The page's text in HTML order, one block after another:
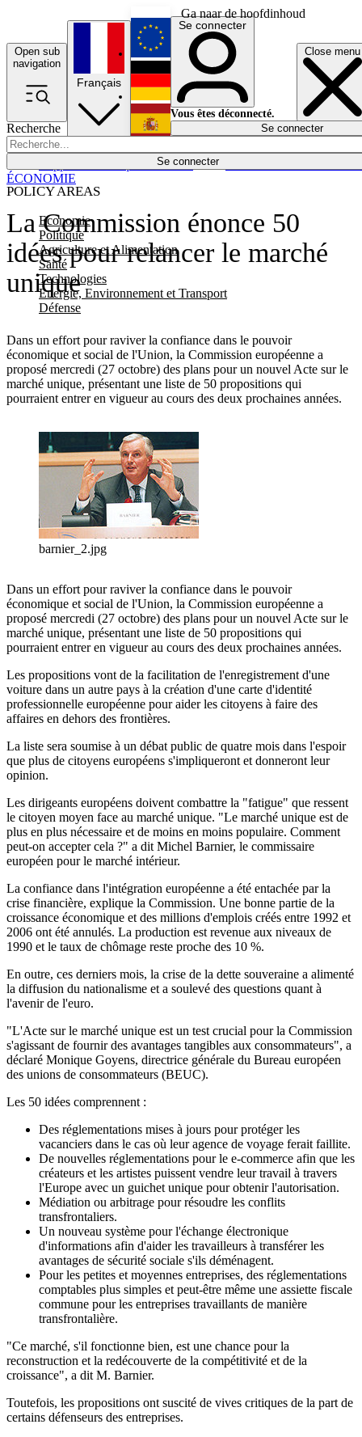
Ga naar de hoofdinhoud
Open sub
navigation
Close menu
Recherche
Se connecter
POLICY AREAS
Economie
Politique
Agriculture et Alimentation
Santé
Technologies
Energie, Environnement et Transport
Défense
Économie
Français
English
Deutsch
Español
Se connecter
Vous êtes déconnecté.
Se connecter
La Commission énonce 50
idées pour relancer le marché
unique
Dans un effort pour raviver la confiance dans le pouvoir
économique et social de l'Union, la Commission européenne a
proposé mercredi (27 octobre) des plans pour un nouvel Acte sur le
marché unique, présentant une liste de 50 propositions qui
pourraient entrer en vigueur au cours des deux prochaines années.
ÉCONOMIE
barnier_2.jpg
Dans un effort pour raviver la confiance dans le pouvoir
économique et social de l'Union, la Commission européenne a
proposé mercredi (27 octobre) des plans pour un nouvel Acte sur le
marché unique, présentant une liste de 50 propositions qui
pourraient entrer en vigueur au cours des deux prochaines années.
Les propositions vont de la facilitation de l'enregistrement d'une
voiture dans un autre pays à la création d'une carte d'identité
professionnelle européenne pour aider les citoyens à faire des
affaires en dehors des frontières.
La liste sera soumise à un débat public de quatre mois dans l'espoir
que plus de citoyens européens s'impliqueront et donneront leur
opinion.
Les dirigeants européens doivent combattre la "fatigue" que ressent
le citoyen moyen face au marché unique. "Le marché unique est de
plus en plus nécessaire et de moins en moins populaire. Comment
peut-on accepter cela ?" a dit Michel Barnier, le commissaire
européen pour le marché intérieur.
La confiance dans l'intégration européenne a été entachée par la
crise financière, explique la Commission. Une bonne partie de la
croissance économique et des millions d'emplois créés entre 1992 et
2006 ont été annulés. La production est revenue aux niveaux de
1990 et le taux de chômage reste proche des 10 %.
En outre, ces derniers mois, la crise de la dette souveraine a alimenté
la diffusion du nationalisme et a soulevé des questions quant à
l'avenir de l'euro.
"L'Acte sur le marché unique est un test crucial pour la Commission
s'agissant de fournir des avantages tangibles aux consommateurs", a
déclaré Monique Goyens, directrice générale du Bureau européen
des unions de consommateurs (BEUC).
Les 50 idées comprennent :
Des réglementations mises à jours pour protéger les
vacanciers dans le cas où leur agence de voyage ferait faillite.
De nouvelles réglementations pour le e-commerce afin que les
créateurs et les artistes puissent vendre leur travail à travers
l'Europe avec un guichet unique pour obtenir l'autorisation.
Médiation ou arbitrage pour résoudre les conflits
transfrontaliers.
Un nouveau système pour l'échange électronique
d'informations afin d'aider les travailleurs à transférer les
avantages de sécurité sociale s'ils déménagent.
Pour les petites et moyennes entreprises, des réglementations
comptables plus simples et peut-être même une assiette fiscale
commune pour les entreprises travaillants de manière
transfrontalière.
"Ce marché, s'il fonctionne bien, est une chance pour la
reconstruction et la redécouverte de la compétitivité et de la
croissance", a dit M. Barnier.
Toutefois, les propositions ont suscité de vives critiques de la part de
certains défenseurs des entreprises.